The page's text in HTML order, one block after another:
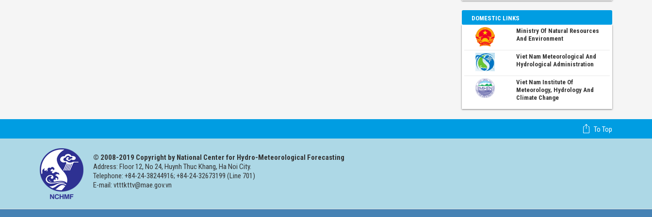
DOMESTIC LINKS
Ministry Of Natural Resources
And Environment
Viet Nam Meteorological And
Hydrological Administration
Viet Nam Institute Of
Meteorology, Hydrology And
Climate Change
To Top
© 2008-2019 Copyright by National Center for Hydro-Meteorological Forecasting
Address: Floor 12, No 24, Huynh Thuc Khang, Ha Noi City.
Telephone: +84-24-38244916; +84-24-32673199 (Line 701)
E-mail: vtttkttv@mae.gov.vn